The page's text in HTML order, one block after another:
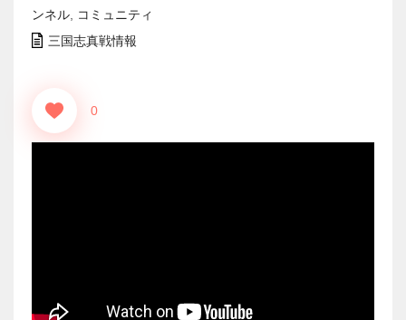
ンネル
コミュニティ
三国志真戦情報
0